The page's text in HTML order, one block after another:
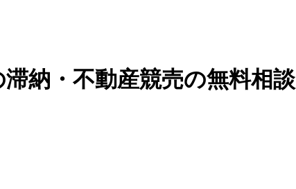
納・不動産競売の無料相